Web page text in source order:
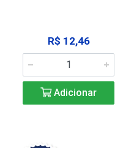
R$ 12,46
Adicionar